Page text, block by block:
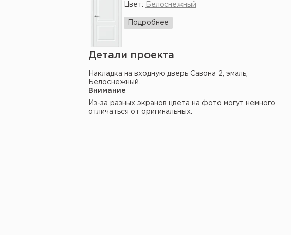
Цвет:
Белоснежный
Подробнее
Детали проекта
Накладка на входную дверь Савона 2, эмаль,
Белоснежный.
Внимание
Из-за разных экранов цвета на фото могут немного
отличаться от оригинальных.